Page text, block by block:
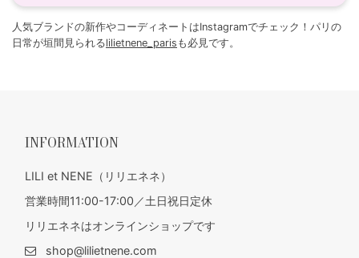
人気ブランドの新作やコーディネートはInstagramでチェック！パリの
日常が垣間見られるlilietnene_paris も必見です。
INFORMATION
LILI et NENE（リリエネネ）
営業時間11:00-17:00／土日祝日定休
リリエネネはオンラインショップです
shop@lilietnene.com